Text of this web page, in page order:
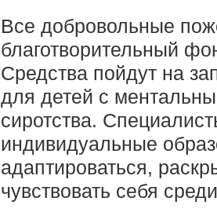
Все добровольные
благотворительный
Средства пойдут на
для детей с
сиротства.
индивидуальные
адаптироваться,
чувствовать себя